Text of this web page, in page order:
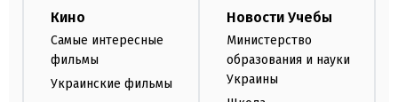
Кино
Самые интересные
фильмы
Украинские фильмы
Новости Учебы
Министерство
образования и науки
Украины